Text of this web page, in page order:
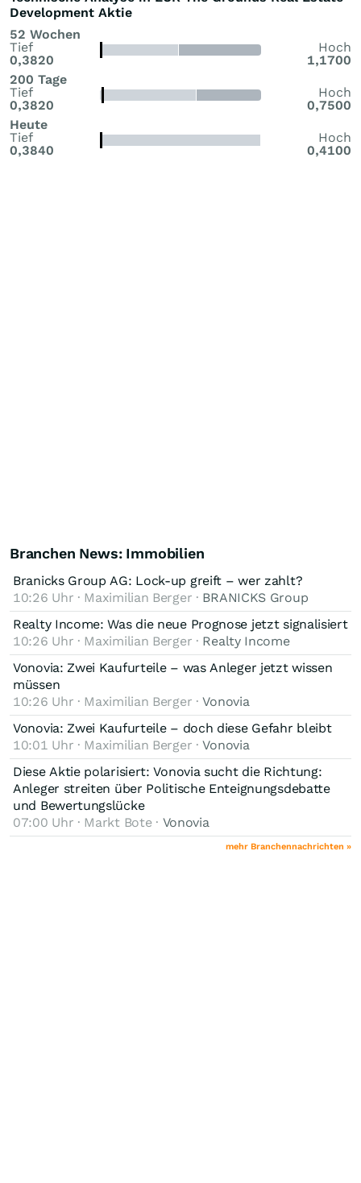
Development Aktie
52 Wochen
Tief
0,3820
Hoch
1,1700
200 Tage
Tief
0,3820
Hoch
0,7500
Heute
Tief
0,3840
Hoch
0,4100
Branchen News: Immobilien
Branicks Group AG: Lock-up greift – wer zahlt?
10:26 Uhr · Maximilian Berger · BRANICKS Group
Realty Income: Was die neue Prognose jetzt signalisiert
10:26 Uhr · Maximilian Berger · Realty Income
Vonovia: Zwei Kaufurteile – was Anleger jetzt wissen
müssen
10:26 Uhr · Maximilian Berger ·Vonovia
Vonovia: Zwei Kaufurteile – doch diese Gefahr bleibt
10:01 Uhr · Maximilian Berger ·Vonovia
Diese Aktie polarisiert: Vonovia sucht die Richtung:
Anleger streiten über Politische Enteignungsdebatte
und Bewertungslücke
07:00 Uhr · Markt Bote · Vonovia
mehr Branchennachrichten »